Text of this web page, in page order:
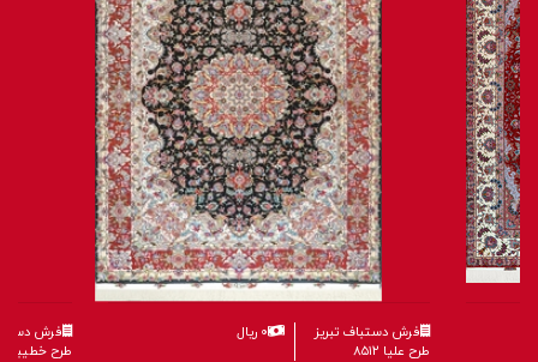
فرش
طرح خطیبی ۸۶۰۴
۰ ریال
فرش دستباف تبریز
طرح علیا ۸۵۱۲